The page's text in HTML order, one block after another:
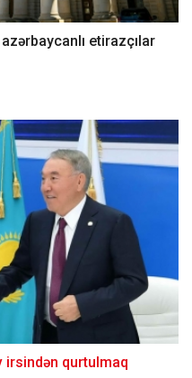
etirazçılar
irsindən qurtulmaq